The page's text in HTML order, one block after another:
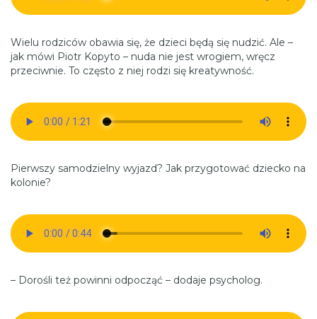
Wielu rodziców obawia się, że dzieci będą się nudzić. Ale –
jak mówi Piotr Kopyto – nuda nie jest wrogiem, wręcz
przeciwnie. To często z niej rodzi się kreatywność.
Pierwszy samodzielny wyjazd? Jak przygotować dziecko na
kolonie?
– Dorośli też powinni odpocząć – dodaje psycholog.